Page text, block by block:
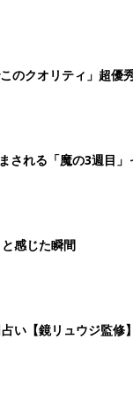
のクオリティ」超優
される「魔の3週目
感じた瞬間
い【鏡リュウジ監修】